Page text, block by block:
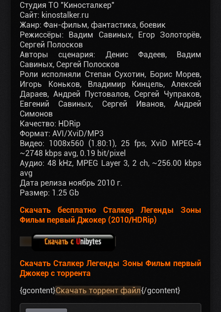
Студия ТО "Киносталкер"
Сайт: kinostalker.ru
Жанр: Фан-фильм, фантастика, боевик
Режиссёры: Вадим Савиных, Егор Золоторёв,
Сергей Полосков
Авторы сценария: Денис Фадеев, Вадим
Савиных, Сергей Полосков
Роли исполняли Степан Сухотин, Борис Морев,
Игорь Коньков, Владимир Кинцель, Алексей
Дараев, Андрей Пустовалов, Сергей Чупраков,
Евгений Савиных, Сергей Иванов, Андрей
Симонов
Качество: HDRip
Формат: AVI/XviD/MP3
Видео: 1008x560 (1.80:1), 25 fps, XviD MPEG-4
~2748 kbps avg, 0.19 bit/pixel
Аудио: 48 kHz, MPEG Layer 3, 2 ch, ~256.00 kbps
avg
Дата релиза ноябрь 2010 г.
Размер: 1.25 Gb
Скачать бесплатно Сталкер Легенды Зоны
Фильм первый Джокер (2010/HDRip)
Скачать Сталкер Легенды Зоны Фильм первый
Джокер с торрента
{gcontent}Скачать торрент файл{/gcontent}